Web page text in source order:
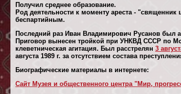
Получил среднее образование.
Род деятельности к моменту ареста -
беспартийным.
Последний раз Иван Владимирович Русанов был
Приговор вынесен тройкой при УНКВД СССР по
клеветническая агитация. Был расстрелян 3
августа 1989 г. за отсутствием состава
Биографические материалы в интернете:
Сайт Музея и общественного центра "Мир,